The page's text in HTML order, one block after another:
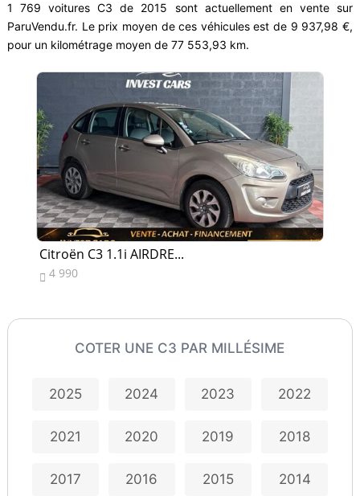
1 769 voitures C3 de 2015 sont actuellement en vente sur
ParuVendu.fr. Le prix moyen de ces véhicules est de 9 937,98 €,
pour un kilométrage moyen de 77 553,93 km.
Citroën C3 1.1i AIRDRE...
 4 990
COTER UNE C3 PAR MILLÉSIME
2025 2024 2023 2022
2021 2020 2019 2018
2017 2016 2015 2014